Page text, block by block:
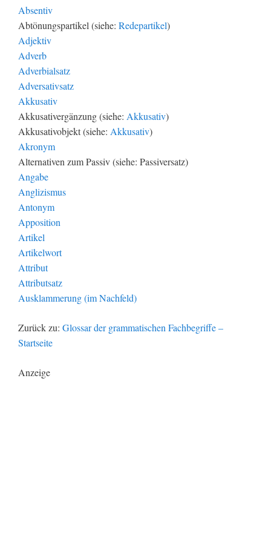
Absentiv
Abtönungspartikel (siehe: Redepartikel)
Adjektiv
Adverb
Adverbialsatz
Adversativsatz
Akkusativ
Akkusativergänzung (siehe: Akkusativ)
Akkusativobjekt (siehe: Akkusativ)
Akronym
Alternativen zum Passiv (siehe: Passiversatz)
Angabe
Anglizismus
Antonym
Apposition
Artikel
Artikelwort
Attribut
Attributsatz
Ausklammerung (im Nachfeld)
Zurück zu: Glossar der grammatischen Fachbegriffe –
Startseite
Anzeige